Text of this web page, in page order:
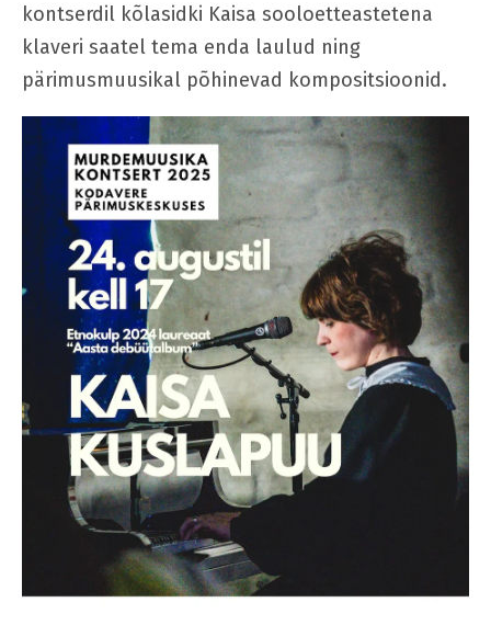
kontserdil kõlasidki Kaisa sooloetteastetena
klaveri saatel tema enda laulud ning
pärimusmuusikal põhinevad kompositsioonid.